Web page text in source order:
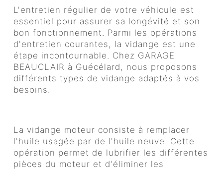
L'entretien régulier de votre véhicule est
essentiel pour assurer sa longévité et son
bon fonctionnement. Parmi les opérations
d'entretien courantes, la vidange est une
étape incontournable. Chez GARAGE
BEAUCLAIR à Guécélard, nous proposons
différents types de vidange adaptés à vos
besoins.
La vidange moteur consiste à remplacer
l'huile usagée par de l'huile neuve. Cette
opération permet de lubrifier les différentes
pièces du moteur et d'éliminer les